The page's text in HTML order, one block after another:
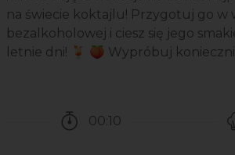
na świecie koktajlu! Przygotuj go w
bezalkoholowej i ciesz się jego
letnie dni! 🍹 🍑 Wypróbuj
00:10